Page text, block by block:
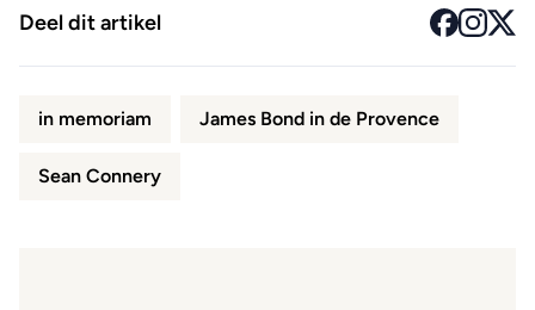
Deel dit artikel
in memoriam James Bond in de Provence
Sean Connery